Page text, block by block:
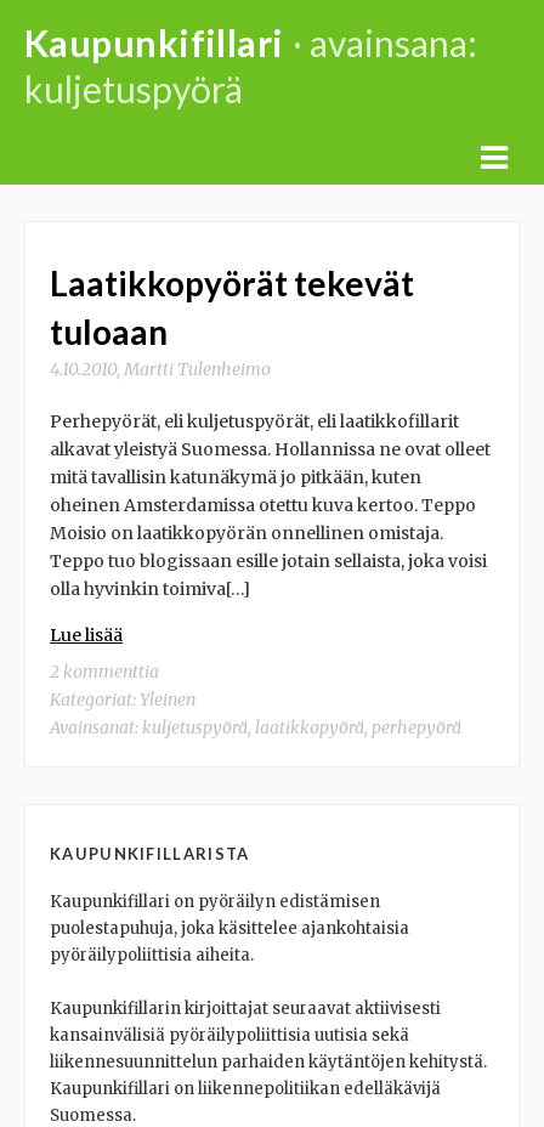
content
Kaupunkifillari · avainsana:
kuljetuspyörä
Laatikkopyörät tekevät
tuloaan
4.10.2010, Martti Tulenheimo
Perhepyörät, eli kuljetuspyörät, eli laatikkofillarit
alkavat yleistyä Suomessa. Hollannissa ne ovat olleet
mitä tavallisin katunäkymä jo pitkään, kuten
oheinen Amsterdamissa otettu kuva kertoo. Teppo
Moisio on laatikkopyörän onnellinen omistaja.
Teppo tuo blogissaan esille jotain sellaista, joka voisi
olla hyvinkin toimiva[…]
Lue lisää
2 kommenttia
Kategoriat: Yleinen
Avainsanat: kuljetuspyörä, laatikkopyörä, perhepyörä
KAUPUNKIFILLARISTA
Kaupunkifillari on pyöräilyn edistämisen
puolestapuhuja, joka käsittelee ajankohtaisia
pyöräilypoliittisia aiheita.
Kaupunkifillarin kirjoittajat seuraavat aktiivisesti
kansainvälisiä pyöräilypoliittisia uutisia sekä
liikennesuunnittelun parhaiden käytäntöjen kehitystä.
Kaupunkifillari on liikennepolitiikan edelläkävijä
Suomessa.